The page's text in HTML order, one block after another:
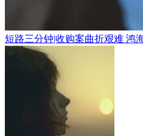
短路三分钟|收购案曲折艰难 鸿